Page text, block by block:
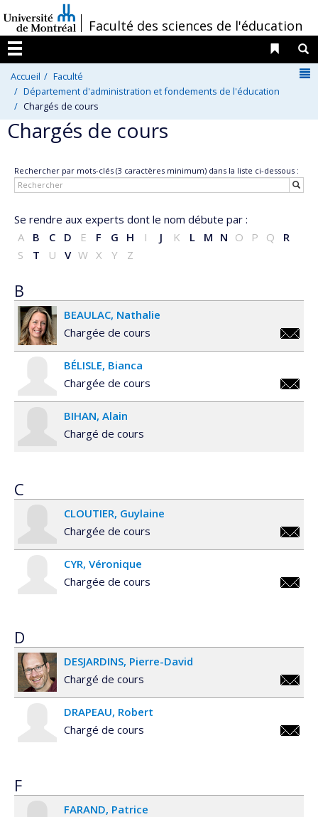
au
contenu
/Faculté des sciences de l'éducation
Menu
Liens
Accueil
Faculté
Département d'administration et fondements de l'éducation
Chargés de cours
Chargés de cours
Rechercher par mots-clés (3 caractères minimum) dans la liste ci-dessous :
Se rendre aux experts dont le nom débute par :
A
B C D E F G H I J K L M N O P Q
R
S
T U V W X Y Z
B
BEAULAC Nathalie
Chargée de cours
BÉLISLE Bianca
Chargée de cours
BIHAN Alain
Chargé de cours
C
CLOUTIER Guylaine
Chargée de cours
CYR Véronique
Chargée de cours
D
DESJARDINS Pierre-David
Chargé de cours
DRAPEAU Robert
Chargé de cours
F
FARAND Patrice